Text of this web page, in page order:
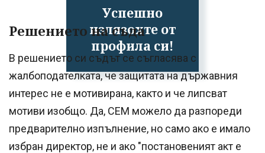
Успешно
излязохте от
профила си!
Решението на съда
В решението си съдът се съгласява с
жалбоподателката, че защитата на държавния
интерес не е мотивирана, както и че липсват
мотиви изобщо. Да, СЕМ можело да разпореди
предварително изпълнение, но само ако е имало
избран директор, не и ако "постановеният акт е